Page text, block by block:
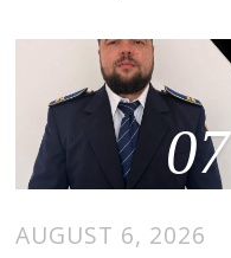
07
AUGUST 6, 2026